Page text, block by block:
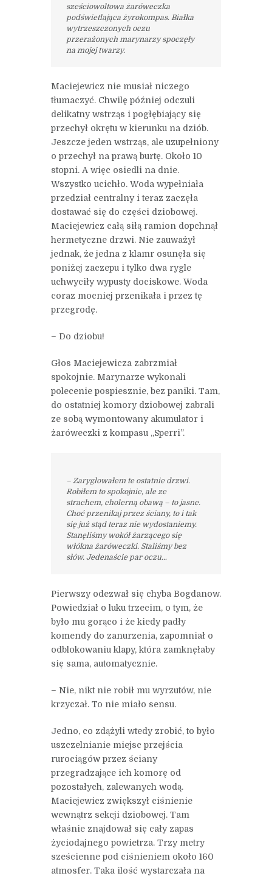
sześciowoltowa żaróweczka
podświetlająca żyrokompas. Białka
wytrzeszczonych oczu
przerażonych marynarzy spoczęły
na mojej twarzy.
Maciejewicz nie musiał niczego
tłumaczyć. Chwilę później odczuli
delikatny wstrząs i pogłębiający się
przechył okrętu w kierunku na dziób.
Jeszcze jeden wstrząs, ale uzupełniony
o przechył na prawą burtę. Około 10
stopni. A więc osiedli na dnie.
Wszystko ucichło. Woda wypełniała
przedział centralny i teraz zaczęła
dostawać się do części dziobowej.
Maciejewicz całą siłą ramion dopchnął
hermetyczne drzwi. Nie zauważył
jednak, że jedna z klamr osunęła się
poniżej zaczepu i tylko dwa rygle
uchwyciły wypusty dociskowe. Woda
coraz mocniej przenikała i przez tę
przegrodę.
– Do dziobu!
Głos Maciejewicza zabrzmiał
spokojnie. Marynarze wykonali
polecenie pospiesznie, bez paniki. Tam,
do ostatniej komory dziobowej zabrali
ze sobą wymontowany akumulator i
żaróweczki z kompasu „Sperri”.
– Zaryglowałem te ostatnie drzwi.
Robiłem to spokojnie, ale ze
strachem, cholerną obawą – to jasne.
Choć przenikaj przez ściany, to i tak
się już stąd teraz nie wydostaniemy.
Stanęliśmy wokół żarzącego się
włókna żaróweczki. Staliśmy bez
słów. Jedenaście par oczu…
Pierwszy odezwał się chyba Bogdanow.
Powiedział o luku trzecim, o tym, że
było mu gorąco i że kiedy padły
komendy do zanurzenia, zapomniał o
odblokowaniu klapy, która zamknęłaby
się sama, automatycznie.
– Nie, nikt nie robił mu wyrzutów, nie
krzyczał. To nie miało sensu.
Jedno, co zdążyli wtedy zrobić, to było
uszczelnianie miejsc przejścia
rurociągów przez ściany
przegradzające ich komorę od
pozostałych, zalewanych wodą.
Maciejewicz zwiększył ciśnienie
wewnątrz sekcji dziobowej. Tam
właśnie znajdował się cały zapas
życiodajnego powietrza. Trzy metry
sześcienne pod ciśnieniem około 160
atmosfer. Taka ilość wystarczała na